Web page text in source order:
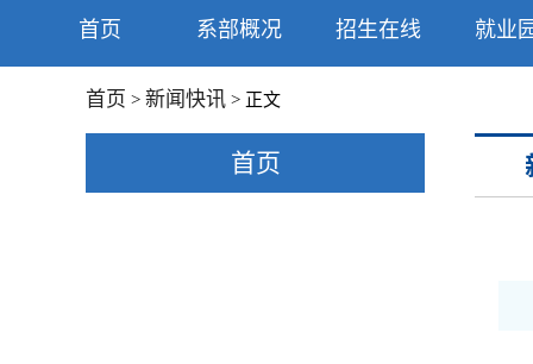
首页 系部概况 招生在线 就业
首页 > 新闻快讯 > 正文
首页